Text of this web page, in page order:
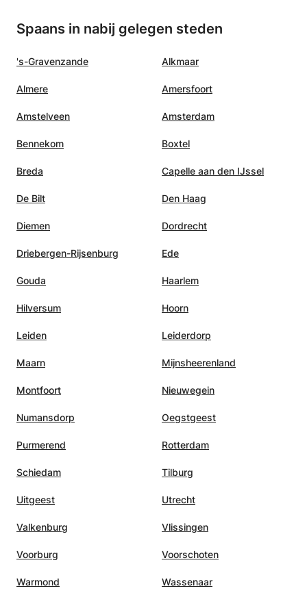
op
Echt
Spaans in nabij gelegen steden
's-Gravenzande Alkmaar
Almere Amersfoort
Amstelveen Amsterdam
Bennekom Boxtel
Breda Capelle aan den IJssel
De Bilt Den Haag
Diemen Dordrecht
Driebergen-Rijsenburg Ede
Gouda Haarlem
Hilversum Hoorn
Leiden Leiderdorp
Maarn Mijnsheerenland
Montfoort Nieuwegein
Numansdorp Oegstgeest
Purmerend Rotterdam
Schiedam Tilburg
Uitgeest Utrecht
Valkenburg Vlissingen
Voorburg Voorschoten
Warmond Wassenaar